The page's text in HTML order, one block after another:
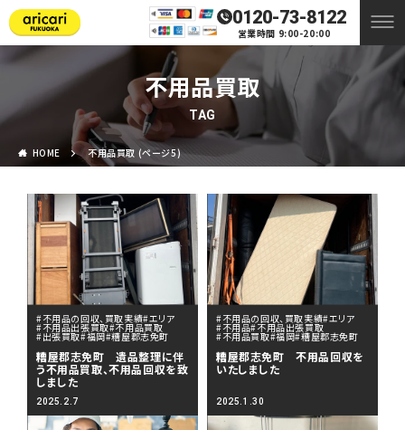
0120-73-8122
営業時間 9:00-20:00
不用品買取
TAG
HOME 不用品買取 (ページ5)
#不用品の回収、買取実績#エリア
#不用品出張買取#不用品買取
#出張買取#福岡#糟屋郡志免町
糟屋郡志免町 遺品整理に伴
う不用品買取、不用品回収を致
しました
2025.2.7
#不用品の回収、買取実績#エリア
#不用品#不用品出張買取
#不用品買取#福岡#糟屋郡志免町
糟屋郡志免町 不用品回収を
いたしました
2025.1.30